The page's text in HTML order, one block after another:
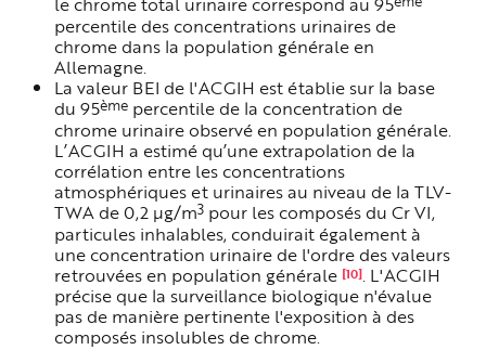
percentile des concentrations urinaires de
chrome dans la population générale en
Allemagne.
La valeur BEI de l'ACGIH est établie sur la base
du 95èmepercentile de la concentration de
chrome urinaire observé en population générale.
L’ACGIH a estimé qu’une extrapolation de la
corrélation entre les concentrations
atmosphériques et urinaires au niveau de la TLV-
TWA de 0,2 µg/m3pour les composés du Cr VI,
particules inhalables, conduirait également à
une concentration urinaire de l'ordre des valeurs
retrouvées en population générale [10]. L'ACGIH
précise que la surveillance biologique n'évalue
pas de manière pertinente l'exposition à des
composés insolubles de chrome.